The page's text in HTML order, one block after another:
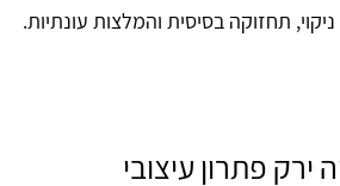
ניקוי, תחזוקה בסיסית והמלצות עונתיות.
ירק פתרון עיצובי